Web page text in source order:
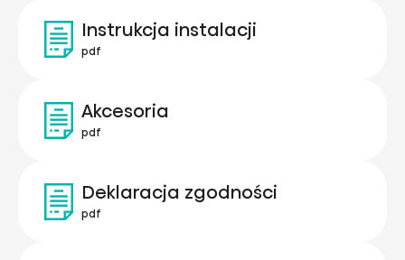
Instrukcja instalacji
pdf
Akcesoria
pdf
Deklaracja zgodności
pdf